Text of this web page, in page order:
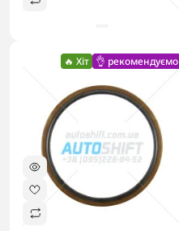
🔥 Хіт 👌 рекомендуємо